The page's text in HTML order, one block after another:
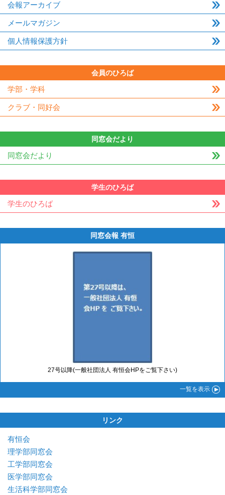
会報アーカイブ
メールマガジン
個人情報保護方針
会員のひろば
学部・学科
クラブ・同好会
同窓会だより
同窓会だより
学生のひろば
学生のひろば
同窓会報 有恒
27号以降(一般社団法人 有恒会HPをご覧下さい)
一覧を表示
リンク
有恒会
理学部同窓会
工学部同窓会
医学部同窓会
生活科学部同窓会